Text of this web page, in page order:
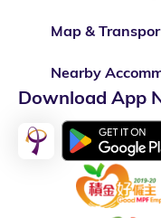
Map &
Nearby
Download App